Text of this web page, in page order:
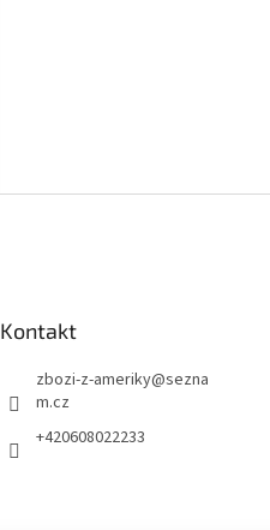
Kontakt
zbozi-z-ameriky@sezna
m.cz
+420608022233